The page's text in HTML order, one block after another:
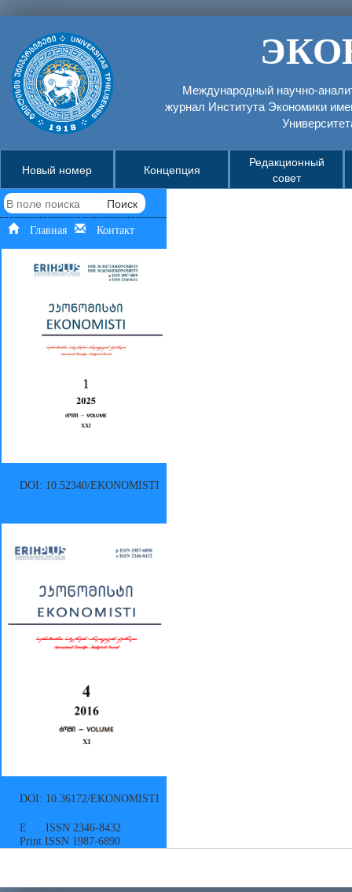
Международный научно-
журнал Института Экономики
Новый номер Концепция
Редакционный
совет
Поиск
Главная Контакт
DOI: 10.52340/EKONOMISTI
DOI: 10.36172/EKONOMISTI
E ISSN 2346-8432
Print ISSN 1987-6890